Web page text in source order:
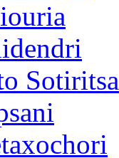
Sotiritsa